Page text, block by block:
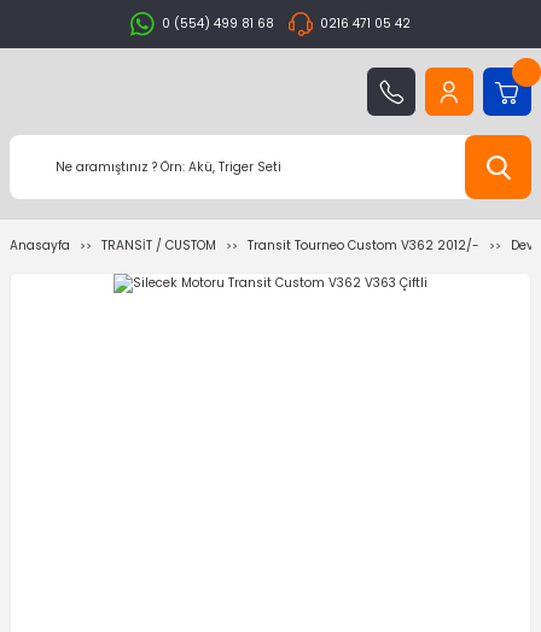
0 (554) 499 81 68 0216 471 05 42
Anasayfa TRANSİT / CUSTOM Transit Tourneo Custom V362 2012/-